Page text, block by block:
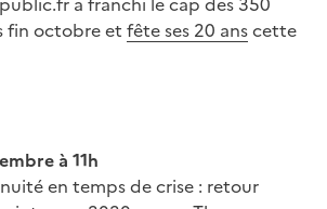
fin octobre et fête ses 20 anscette
à 11h
en temps de crise : retour